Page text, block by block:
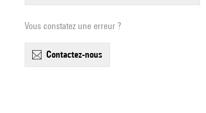
Vous constatez une erreur ?
contactez-nous